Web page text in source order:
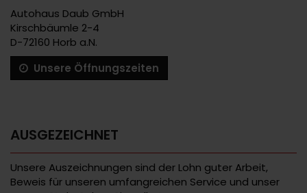
Autohaus Daub GmbH
Kirschbäumle 2-4
D-72160 Horb a.N.
Unsere Öffnungszeiten
AUSGEZEICHNET
Unsere Auszeichnungen sind der Lohn guter Arbeit,
Beweis für unseren umfangreichen Service und unser